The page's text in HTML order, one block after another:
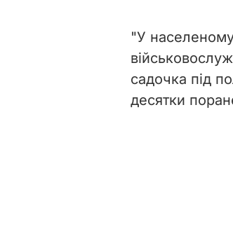
"У населеному
садочка під
десятки